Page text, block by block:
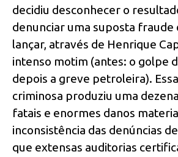
decidiu desconhecer o
denunciar uma suposta fraude
lançar, através de Henrique
intenso motim (antes: o golpe
depois a greve petroleira).
criminosa produziu uma
fatais e enormes danos
inconsistência das denúncias
que extensas auditorias